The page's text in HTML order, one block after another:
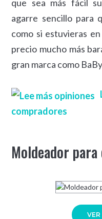
que sea más fácil
agarre sencillo para
como si estuvieras
precio mucho más
gran marca como
compradores
Moldeador